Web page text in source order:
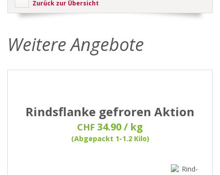
Zurück zur Übersicht
Weitere Angebote
Rindsflanke gefroren Aktion
CHF 34.90 / kg
(Abgepackt 1-1.2 Kilo)